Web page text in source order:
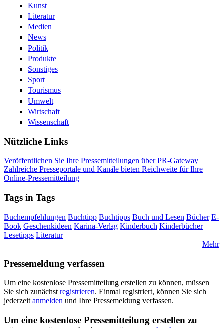
Kunst
Literatur
Medien
News
Politik
Produkte
Sonstiges
Sport
Tourismus
Umwelt
Wirtschaft
Wissenschaft
Nützliche Links
Veröffentlichen Sie Ihre Pressemitteilungen über PR-Gateway
Zahlreiche Presseportale und Kanäle bieten Reichweite für Ihre
Online-Pressemitteilung
Tags in Tags
Buchempfehlungen Buchtipp Buchtipps Buch und Lesen Bücher E-
Book Geschenkideen Karina-Verlag Kinderbuch Kinderbücher
Lesetipps Literatur
Mehr
Pressemeldung verfassen
Um eine kostenlose Pressemitteilung erstellen zu können, müssen
Sie sich zunächst registrieren. Einmal registriert, können Sie sich
jederzeit anmelden und Ihre Pressemeldung verfassen.
Um eine kostenlose Pressemitteilung erstellen zu